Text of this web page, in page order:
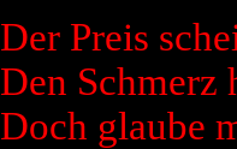
Der Preis
Den Schmerz
Doch glaube